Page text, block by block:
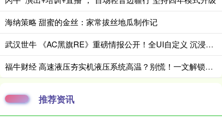
海纳策略 甜蜜的金丝：家常拔丝地瓜制作记
武汉世牛 《AC黑旗RE》重磅情报公开！全UI自定义 沉浸拉满
福牛财经 高速液压夯实机液压系统高温？别慌！一文解锁全场景降温解决方案_压力测试_病灶_散热器
推荐资讯